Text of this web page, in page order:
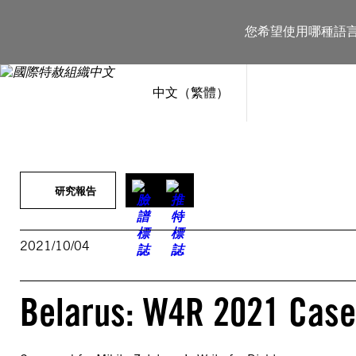
您希望使用哪種語
中文（繁體）
內
研究報告
2021/10/04
Belarus: W4R 2021